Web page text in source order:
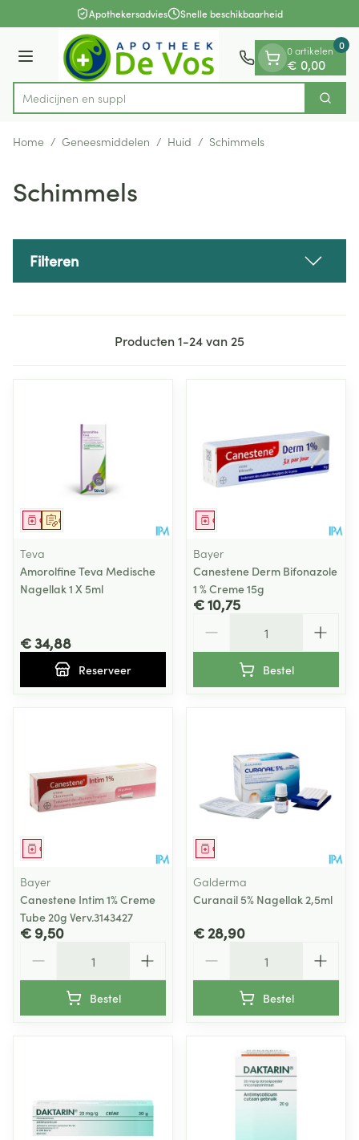
Ga naar de inhoudApothekersadvies Snelle beschikbaarheid
Menu
Product, merk, categorie...
M Zoek
0 artikelen
€ 0,00
0
Home / Geneesmiddelen / Huid / Schimmels
Schimmels
Filteren
Producten1-24van 25
Op voorschrift
Geneesmiddel
Teva
Amorolfine Teva Medische
Nagellak 1 X 5ml
€ 34,88
Reserveer
Geneesmiddel
Bayer
Canestene Derm Bifonazole
1 % Creme 15g
€ 10,75
Bestel
Geneesmiddel
Bayer
Canestene Intim 1% Creme
Tube 20g Verv.3143427
€ 9,50
Bestel
Geneesmiddel
Galderma
Curanail 5% Nagellak 2,5ml
€ 28,90
Bestel